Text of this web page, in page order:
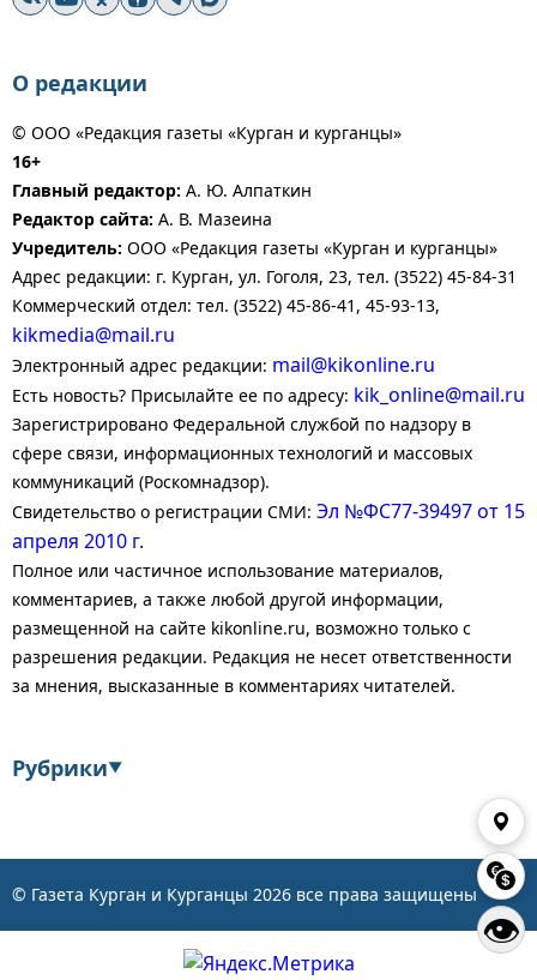
👁
О редакции
© ООО «Редакция газеты «Курган и курганцы»
16+
Главный редактор: А. Ю. Алпаткин
Редактор сайта: А. В. Мазеина
Учредитель: ООО «Редакция газеты «Курган и курганцы»
Адрес редакции: г. Курган, ул. Гоголя, 23, тел. (3522) 45-84-31
Коммерческий отдел: тел. (3522) 45-86-41, 45-93-13,
kikmedia@mail.ru
Электронный адрес редакции: mail@kikonline.ru
Есть новость? Присылайте ее по адресу: kik_online@mail.ru
Зарегистрировано Федеральной службой по надзору в
сфере связи, информационных технологий и массовых
коммуникаций (Роскомнадзор).
Свидетельство о регистрации СМИ: Эл №ФС77-39497 от 15
апреля 2010 г.
Полное или частичное использование материалов,
комментариев, а также любой другой информации,
размещенной на сайте kikonline.ru, возможно только с
разрешения редакции. Редакция не несет ответственности
за мнения, высказанные в комментариях читателей.
Рубрики▼
События
© Газета Курган и Курганцы 2026 все права защищены